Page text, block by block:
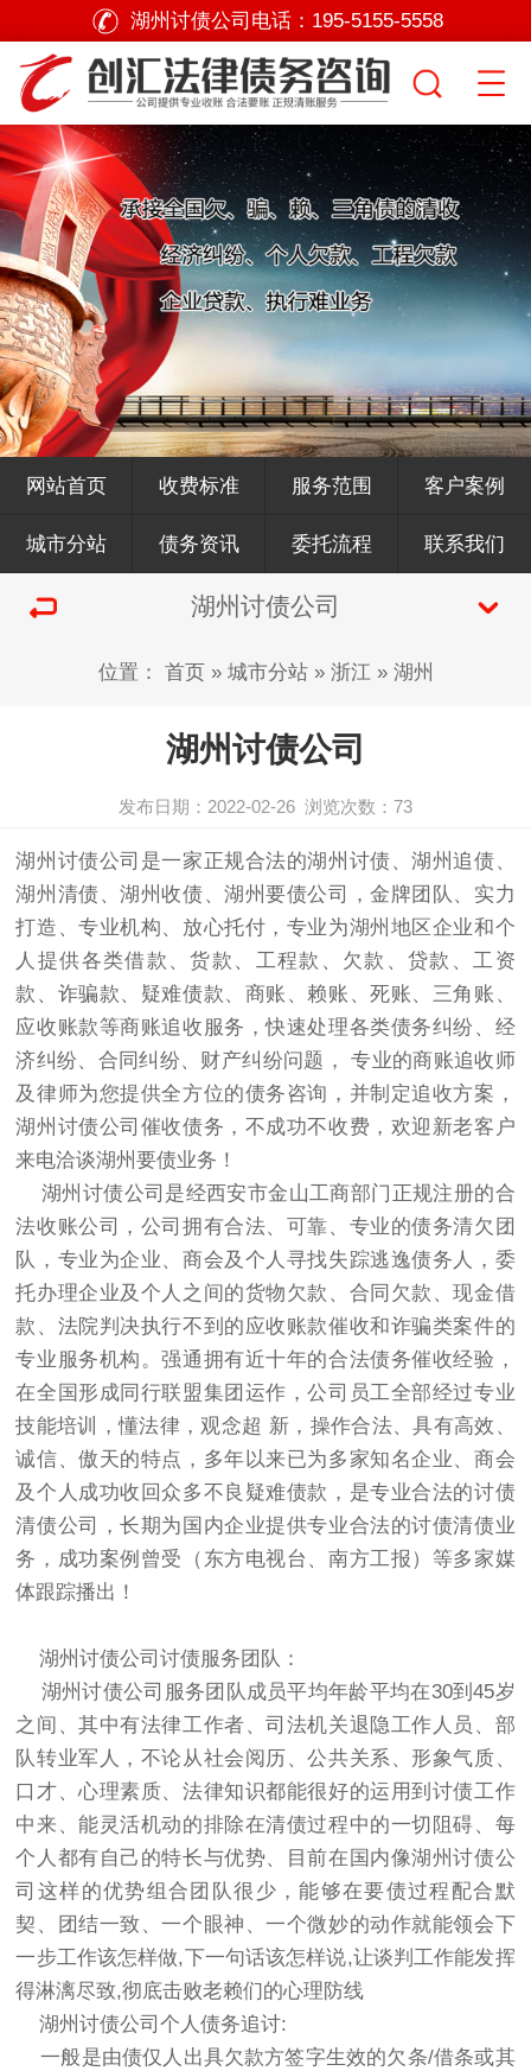
湖州讨债公司电话： 195-5155-5558
网站首页 收费标准 服务范围 客户案例
城市分站 债务资讯 委托流程 联系我们
湖州讨债公司
位置： 首页» 城市分站» 浙江» 湖州
湖州讨债公司
发布日期：2022-02-26 浏览次数：73
湖州 讨债公司 是一家正规合法的湖州 讨债、湖州追债、
湖州清债、湖州收债、湖州要债公司，金牌团队、实力
打造、专业机构、放心托付，专业为湖州地区企业和个
人提供各类借款、货款、工程款、欠款、贷款、工资
款、诈骗款、疑难债款、商账、赖账、死账、三角账、
应收账款等商账追收服务，快速处理各类债务纠纷、经
济纠纷、合同纠纷、财产纠纷问题， 专业的商账追收师
及律师为您提供全方位的债务咨询，并制定追收方案，
湖州讨债公司催收债务，不成功不收费，欢迎新老客户
来电洽谈湖州要债业务！
湖州讨债公司是经西安市金山工商部门正规注册的合
法收账公司，公司拥有合法、可靠、专业的债务清欠团
队，专业为企业、商会及个人寻找失踪逃逸债务人，委
托办理企业及个人之间的货物欠款、合同欠款、现金借
款、法院判决执行不到的应收账款催收和诈骗类案件的
专业服务机构。强通拥有近十年的合法债务催收经验，
在全国形成同行联盟集团运作，公司员工全部经过专业
技能培训，懂法律，观念超 新，操作合法、具有高效、
诚信、傲天的特点，多年以来已为多家知名企业、商会
及个人成功收回众多不良疑难债款，是专业合法的讨债
清债公司，长期为国内企业提供专业合法的讨债清债业
务，成功案例曾受（东方电视台、南方工报）等多家媒
体跟踪播出！
湖州讨债公司讨债服务团队：
湖州讨债公司服务团队成员平均年龄平均在30到45岁
之间、其中有法律工作者、司法机关退隐工作人员、部
队转业军人，不论从社会阅历、公共关系、形象气质、
口才、心理素质、法律知识都能很好的运用到讨债工作
中来、能灵活机动的排除在清债过程中的一切阻碍、每
个人都有自己的特长与优势、目前在国内像湖州讨债公
司这样的优势组合团队很少，能够在要债过程配合默
契、团结一致、一个眼神、一个微妙的动作就能领会下
一步工作该怎样做,下一句话该怎样说,让谈判工作能发挥
得淋漓尽致,彻底击败老赖们的心理防线
湖州讨债公司个人债务追讨:
一般是由债仅人出具欠款方签字生效的欠条/借条或其